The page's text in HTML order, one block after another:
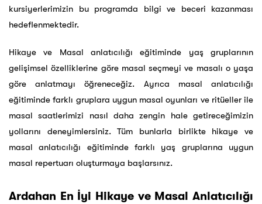
kursiyerlerimizin bu programda bilgi ve beceri kazanması
hedeflenmektedir.
Hikaye ve Masal anlatıcılığı eğitiminde yaş gruplarının
gelişimsel özelliklerine göre masal seçmeyi ve masalı o yaşa
göre anlatmayı öğreneceğiz. Ayrıca masal anlatıcılığı
eğitiminde farklı gruplara uygun masal oyunları ve ritüeller ile
masal saatlerimizi nasıl daha zengin hale getireceğimizin
yollarını deneyimlersiniz. Tüm bunlarla birlikte hikaye ve
masal anlatıcılığı eğitiminde farklı yaş gruplarına uygun
masal repertuarı oluşturmaya başlarsınız.
Ardahan En İyi Hikaye ve Masal Anlatıcılığı